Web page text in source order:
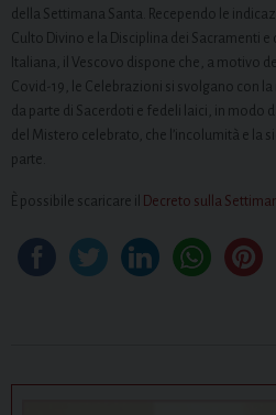
della Settimana Santa. Recependo le
Culto Divino e la Disciplina dei Sacramenti
Italiana, il Vescovo dispone che, a motivo
Covid-19, le Celebrazioni si svolgano con
da parte di Sacerdoti e fedeli laici, in modo
del Mistero celebrato, che l’incolumità e la
parte.
È possibile scaricare il Decreto sulla